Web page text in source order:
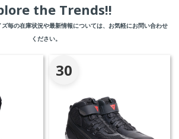
the Trends!!
毎の在庫状況や最新情報については、お気軽にお問い合わせ
ください。
30